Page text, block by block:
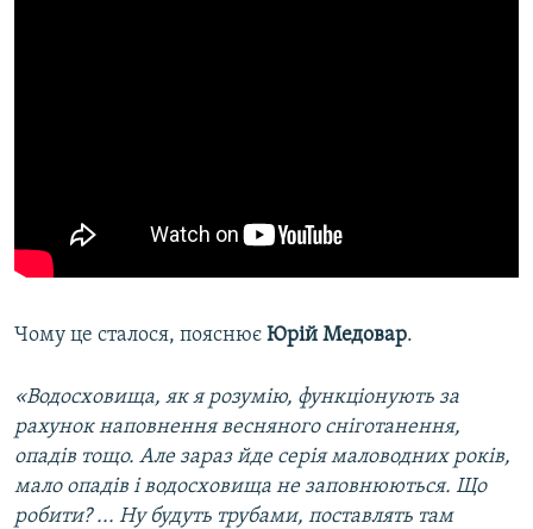
Чому це сталося, пояснює Юрій Медовар.
«Водосховища, як я розумію, функціонують за
рахунок наповнення весняного сніготанення,
опадів тощо. Але зараз йде серія маловодних років,
мало опадів і водосховища не заповнюються. Що
робити? ... Ну будуть трубами, поставлять там